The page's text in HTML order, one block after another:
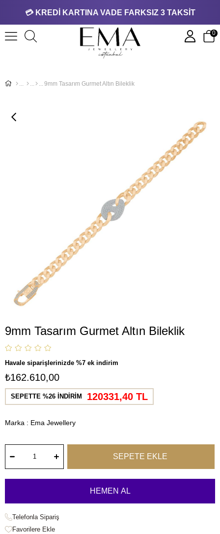
💳 KREDİ KARTINA VADE FARKSIZ 3 TAKSİT
0
9mm Tasarım Gurmet Altın Bileklik
9mm Tasarım Gurmet Altın Bileklik
Havale siparişlerinizde %7 ek indirim
₺162.610,00
SEPETTE %26 İNDİRİM 120331,40 TL
Marka : Ema Jewellery
Telefonla Sipariş
Favorilere Ekle